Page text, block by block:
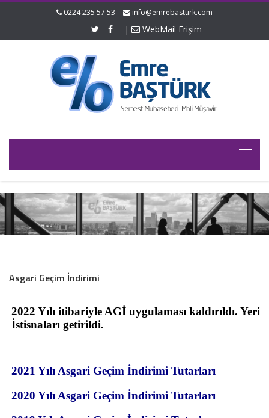
0224 235 57 53 info@emrebasturk.com
| WebMail Erişim
Asgari Geçim İndirimi